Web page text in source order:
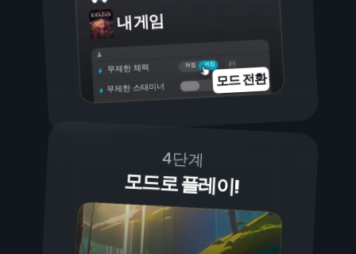
내 게임
켜짐
꺼짐
무제한 체력
무제한 스태미너 모드 전환
4단계
모드로 플레이!